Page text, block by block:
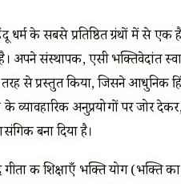
के सबसे प्रतिष्ठित ग्रंथों में से एक
अपने संस्थापक, एसी भक्तिवेदांत
से प्रस्तुत किया, जिसने आधुनिक
व्यावहारिक अनुप्रयोगों पर जोर
बना दिया है।
की शिक्षाएँ भक्ति योग (भक्ति